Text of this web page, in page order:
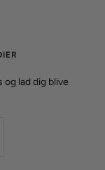
og lad dig blive